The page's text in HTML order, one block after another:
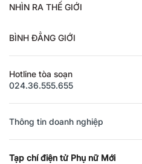
NHÌN RA THẾ GIỚI
BÌNH ĐẲNG GIỚI
Hotline tòa soạn
024.36.555.655
Thông tin doanh nghiệp
Tạp chí điện tử Phụ nữ Mới